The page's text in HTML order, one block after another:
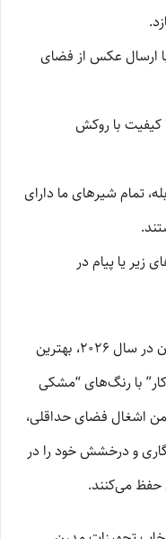
ارسال عکس از فضای
کیفیت با روکش
تمام شیرهای ما دارای
یا پیام در
برای داشتن یک سرویس بهداشتی مدرن در سال ۲۰۲۶، بهترین
با رنگ‌های “مشکی
اشغال فضای حداقلی،
و درخشش خود را در
حفظ می‌کنند.